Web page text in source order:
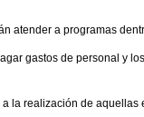
atender a programas
gastos de personal y
la realización de